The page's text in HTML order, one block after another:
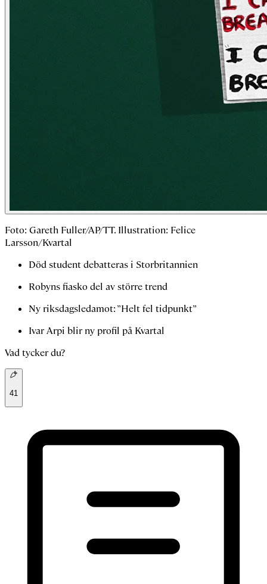
Foto: Gareth Fuller/AP/TT. Illustration: Felice
Larsson/Kvartal
Död student debatteras i Storbritannien
Robyns fiasko del av större trend
Ny riksdagsledamot: ”Helt fel tidpunkt”
Ivar Arpi blir ny profil på Kvartal
Vad tycker du?
41